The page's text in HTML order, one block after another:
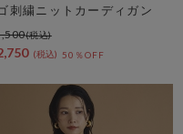
刺繍ニットカーディガン
50％OFF